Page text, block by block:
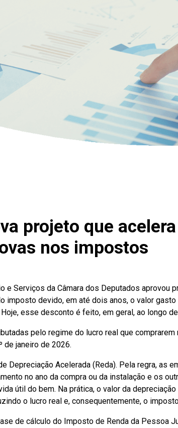
projeto que
nos impostos
e Serviços da Câmara dos Deputados aprovou
imposto devido, em até dois anos, o valor gasto
esse desconto é feito, em geral, ao longo
pelo regime do lucro real que comprarem
de janeiro de 2026.
Depreciação Acelerada (Reda). Pela regra, as
no ano da compra ou da instalação e os
útil do bem. Na prática, o valor da
o lucro real e, consequentemente, o
de cálculo do Imposto de Renda da Pessoa